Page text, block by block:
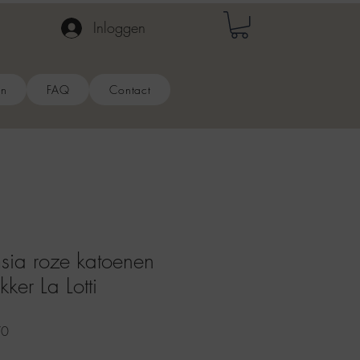
Inloggen
FAQ Contact
roze katoenen
La Lotti